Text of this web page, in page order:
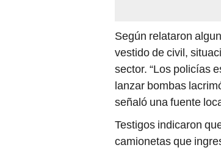
Según relataron
vestido de civil,
sector. “Los policías
lanzar bombas
señaló una fuente
Testigos indicaron
camionetas que